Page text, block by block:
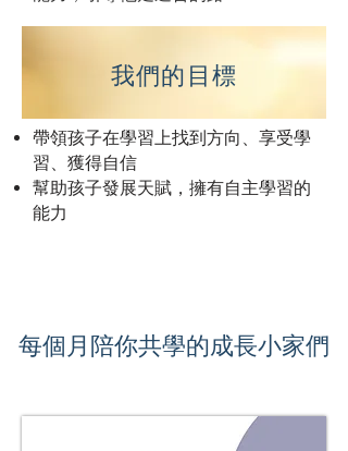
我們的目標
帶領孩子在學習上找到方向、享受學
習、獲得自信
幫助孩子發展天賦，擁有自主學習的
能力
​每個月陪你共學的成長小家們